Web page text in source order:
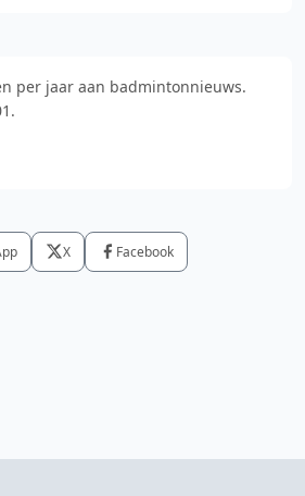
per jaar aan badmintonnieuws.
X Facebook